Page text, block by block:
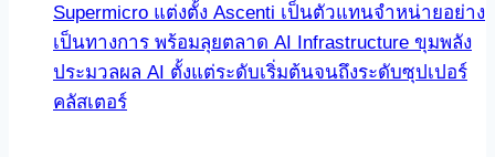
Supermicro แต่งตั้ง Ascenti เป็นตัวแทนจำหน่ายอย่าง
เป็นทางการ พร้อมลุยตลาด AI Infrastructure ขุมพลัง
ประมวลผล AI ตั้งแต่ระดับเริ่มต้นจนถึงระดับซุปเปอร์
คลัสเตอร์